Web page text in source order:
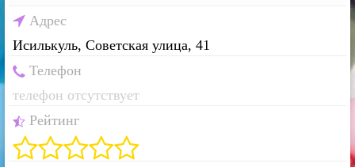
Адрес
Исилькуль, Советская улица, 41
Телефон
телефон отсутствует
Рейтинг